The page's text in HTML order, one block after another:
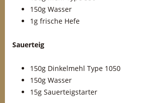
150g Wasser
1g frische Hefe
Sauerteig
150g Dinkelmehl Type 1050
150g Wasser
15g Sauerteigstarter